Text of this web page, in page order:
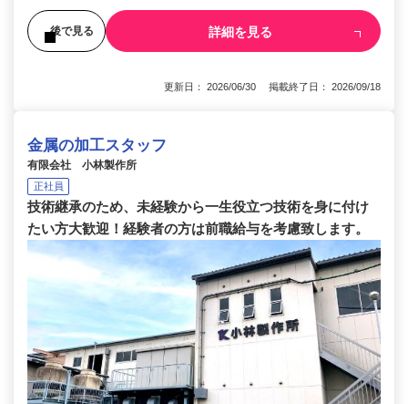
後で見る 詳細を見る
更新日： 2026/06/30 掲載終了日： 2026/09/18
金属の加工スタッフ
有限会社 小林製作所
正社員
技術継承のため、未経験から一生役立つ技術を身に付け
たい方大歓迎！経験者の方は前職給与を考慮致します。